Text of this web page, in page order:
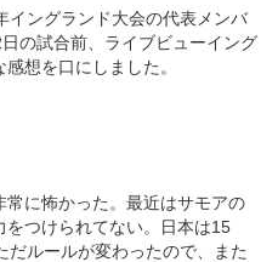
ングランド大会の代表メンバ
の試合前、ライブビューイング
想を口にしました。
常に怖かった。最近はサモアの
つけられてない。日本は15
ルールが変わったので、また